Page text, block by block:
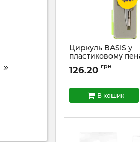
Циркуль BASIS у
пластиковому
запасний
KIDS Line
126.20 грн
В кошик